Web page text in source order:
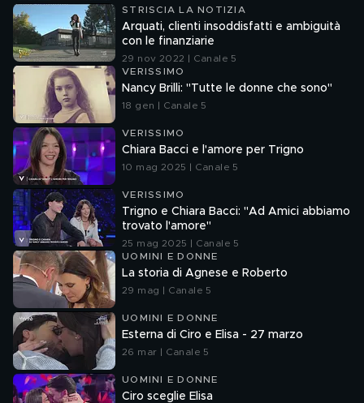
STRISCIA LA NOTIZIA
Arquati, clienti insoddisfatti e ambiguità
con le finanziarie
29 nov 2022 | Canale 5
VERISSIMO
Nancy Brilli: "Tutte le donne che sono"
18 gen | Canale 5
VERISSIMO
Chiara Bacci e l'amore per Trigno
10 mag 2025 | Canale 5
VERISSIMO
Trigno e Chiara Bacci: "Ad Amici abbiamo
trovato l'amore"
25 mag 2025 | Canale 5
UOMINI E DONNE
La storia di Agnese e Roberto
29 mag | Canale 5
UOMINI E DONNE
Esterna di Ciro e Elisa - 27 marzo
26 mar | Canale 5
UOMINI E DONNE
Ciro sceglie Elisa